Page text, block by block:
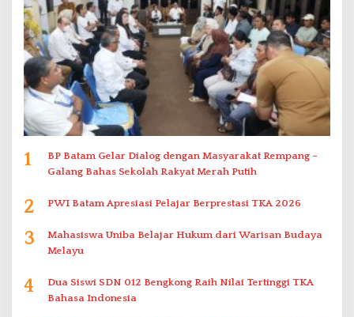
1
BP Batam Gelar Dialog dengan Masyarakat Rempang –
Galang Bahas Sekolah Rakyat Merah Putih
2 PWI Batam Apresiasi Pelajar Berprestasi TKA 2026
3
Mahasiswa Uniba Belajar Hukum dari Warisan Budaya
Melayu
4
Dua Siswi SDN 012 Bengkong Raih Nilai Tertinggi TKA
Bahasa Indonesia